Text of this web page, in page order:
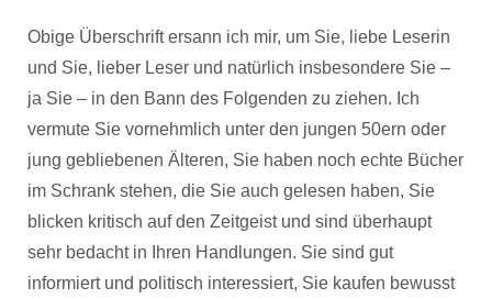
Obige Überschrift ersann ich mir, um Sie, liebe Leserin
und Sie, lieber Leser und natürlich insbesondere Sie –
ja Sie – in den Bann des Folgenden zu ziehen. Ich
vermute Sie vornehmlich unter den jungen 50ern oder
jung gebliebenen Älteren, Sie haben noch echte Bücher
im Schrank stehen, die Sie auch gelesen haben, Sie
blicken kritisch auf den Zeitgeist und sind überhaupt
sehr bedacht in Ihren Handlungen. Sie sind gut
informiert und politisch interessiert, Sie kaufen bewusst